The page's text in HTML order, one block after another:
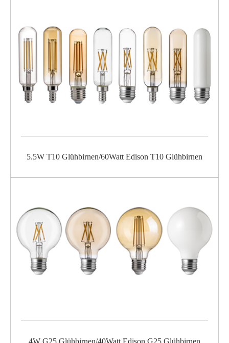
5.5W T10 Glühbirnen/60Watt Edison T10 Glühbirnen